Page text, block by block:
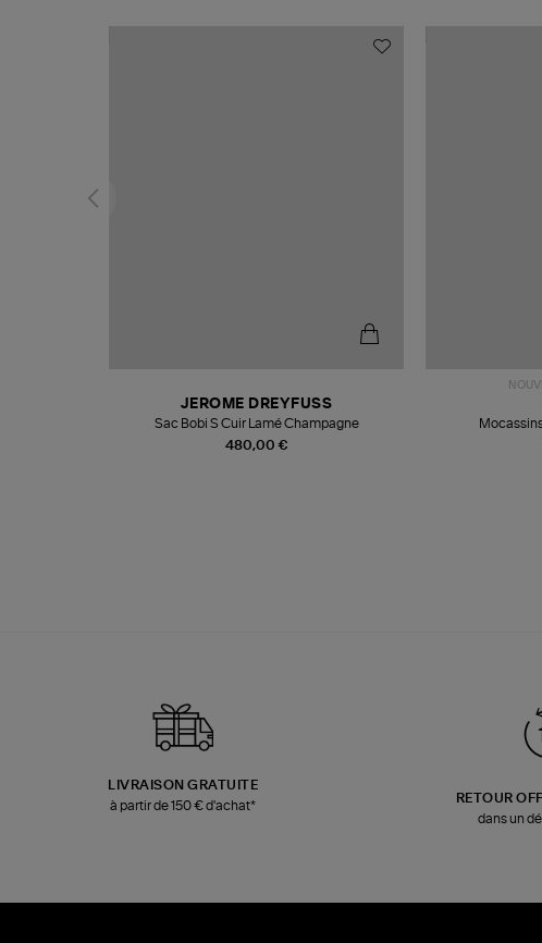
480,00 €
JEROME DREYFUSS
Sac Bobi S Cuir Lamé Champagne
LIVRAISON GRATUITE
à partir de 150 € d'achat*
RETOUR
dans un